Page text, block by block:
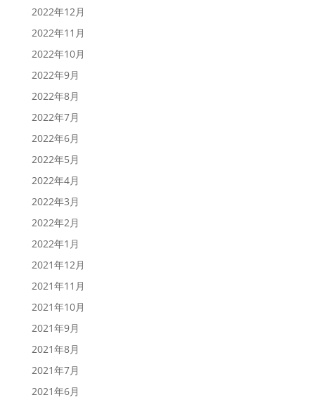
2022年12月
2022年11月
2022年10月
2022年9月
2022年8月
2022年7月
2022年6月
2022年5月
2022年4月
2022年3月
2022年2月
2022年1月
2021年12月
2021年11月
2021年10月
2021年9月
2021年8月
2021年7月
2021年6月